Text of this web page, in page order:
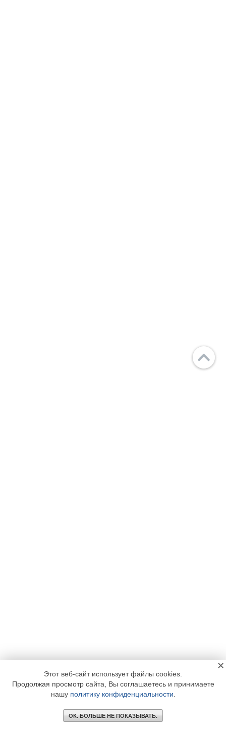
Этот веб-сайт использует файлы cookies.
Продолжая просмотр сайта, Вы соглашаетесь и принимаете
нашу политику конфиденциальности
ОК. БОЛЬШЕ НЕ ПОКАЗЫВАТЬ.
×